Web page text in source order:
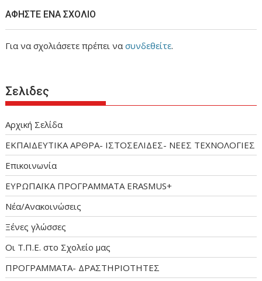
ΑΦΉΣΤΕ ΈΝΑ ΣΧΌΛΙΟ
Για να σχολιάσετε πρέπει νασυνδεθείτε.
Σελιδες
Αρχική Σελίδα
ΕΚΠΑΙΔΕΥΤΙΚΑ ΑΡΘΡΑ- ΙΣΤΟΣΕΛΙΔΕΣ- ΝΕΕΣ ΤΕΧΝΟΛΟΓΙΕΣ
Επικοινωνία
ΕΥΡΩΠΑΪΚΑ ΠΡΟΓΡΑΜΜΑΤΑ ERASMUS+
Νέα/Ανακοινώσεις
Ξένες γλώσσες
Οι Τ.Π.Ε. στο Σχολείο μας
ΠΡΟΓΡΑΜΜΑΤΑ- ΔΡΑΣΤΗΡΙΟΤΗΤΕΣ